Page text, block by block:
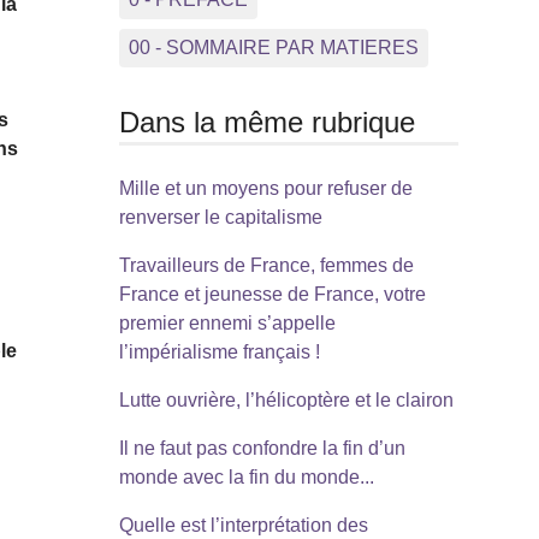
00 - SOMMAIRE PAR MATIERES
Dans la même rubrique
Mille et un moyens pour refuser de
renverser le capitalisme
Travailleurs de France, femmes de
France et jeunesse de France, votre
premier ennemi s’appelle
l’impérialisme français !
Lutte ouvrière, l’hélicoptère et le clairon
Il ne faut pas confondre la fin d’un
monde avec la fin du monde...
Quelle est l’interprétation des